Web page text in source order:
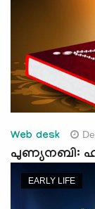
a
t
i
o
Web desk
പുണ്യനബി:
EARLY LIFE